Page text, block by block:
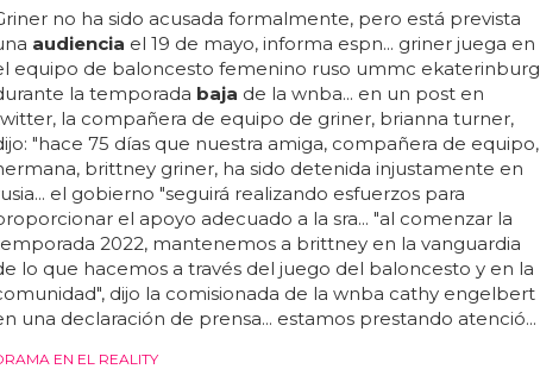
no ha sido acusada formalmente, pero está prevista
audiencia el 19 de mayo, informa espn... griner juega en
equipo de baloncesto femenino ruso ummc ekaterinburg
la temporada baja de la wnba... en un post en
la compañera de equipo de griner, brianna turner,
"hace 75 días que nuestra amiga, compañera de equipo,
brittney griner, ha sido detenida injustamente en
el gobierno "seguirá realizando esfuerzos para
el apoyo adecuado a la sra... "al comenzar la
2022, mantenemos a brittney en la vanguardia
lo que hacemos a través del juego del baloncesto y en la
dijo la comisionada de la wnba cathy engelbert
una declaración de prensa... estamos prestando atenció...
EN EL REALITY